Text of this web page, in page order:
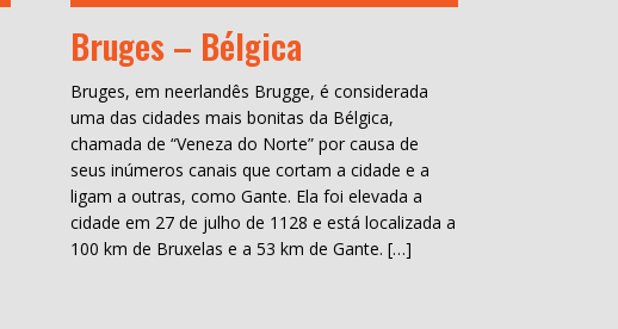
Bruges – Bélgica
Bruges, em neerlandês Brugge, é considerada
uma das cidades mais bonitas da Bélgica,
chamada de “Veneza do Norte” por causa de
seus inúmeros canais que cortam a cidade e a
ligam a outras, como Gante. Ela foi elevada a
cidade em 27 de julho de 1128 e está localizada a
100 km de Bruxelas e a 53 km de Gante. […]